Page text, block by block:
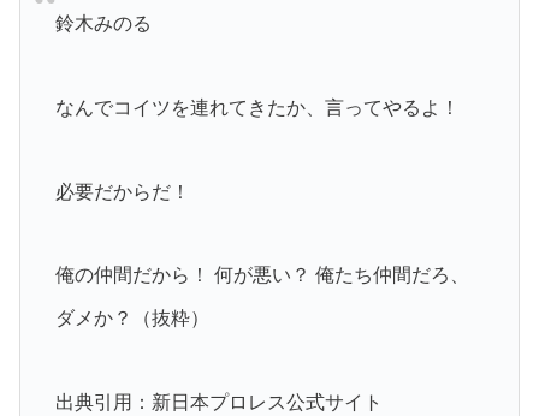
鈴木みのる
なんでコイツを連れてきたか、言ってやるよ！
必要だからだ！
俺の仲間だから！ 何が悪い？ 俺たち仲間だろ、
ダメか？（抜粋）
出典引用：新日本プロレス公式サイト